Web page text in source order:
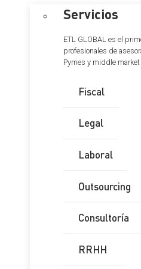
Servicios
ETL GLOBAL es el
profesionales de
Pymes y middle market
Fiscal
Legal
Laboral
Outsourcing
Consultoría
RRHH